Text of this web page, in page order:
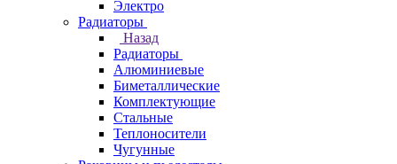
Электро
Радиаторы
Назад
Радиаторы
Алюминиевые
Биметаллические
Комплектующие
Стальные
Теплоносители
Чугунные